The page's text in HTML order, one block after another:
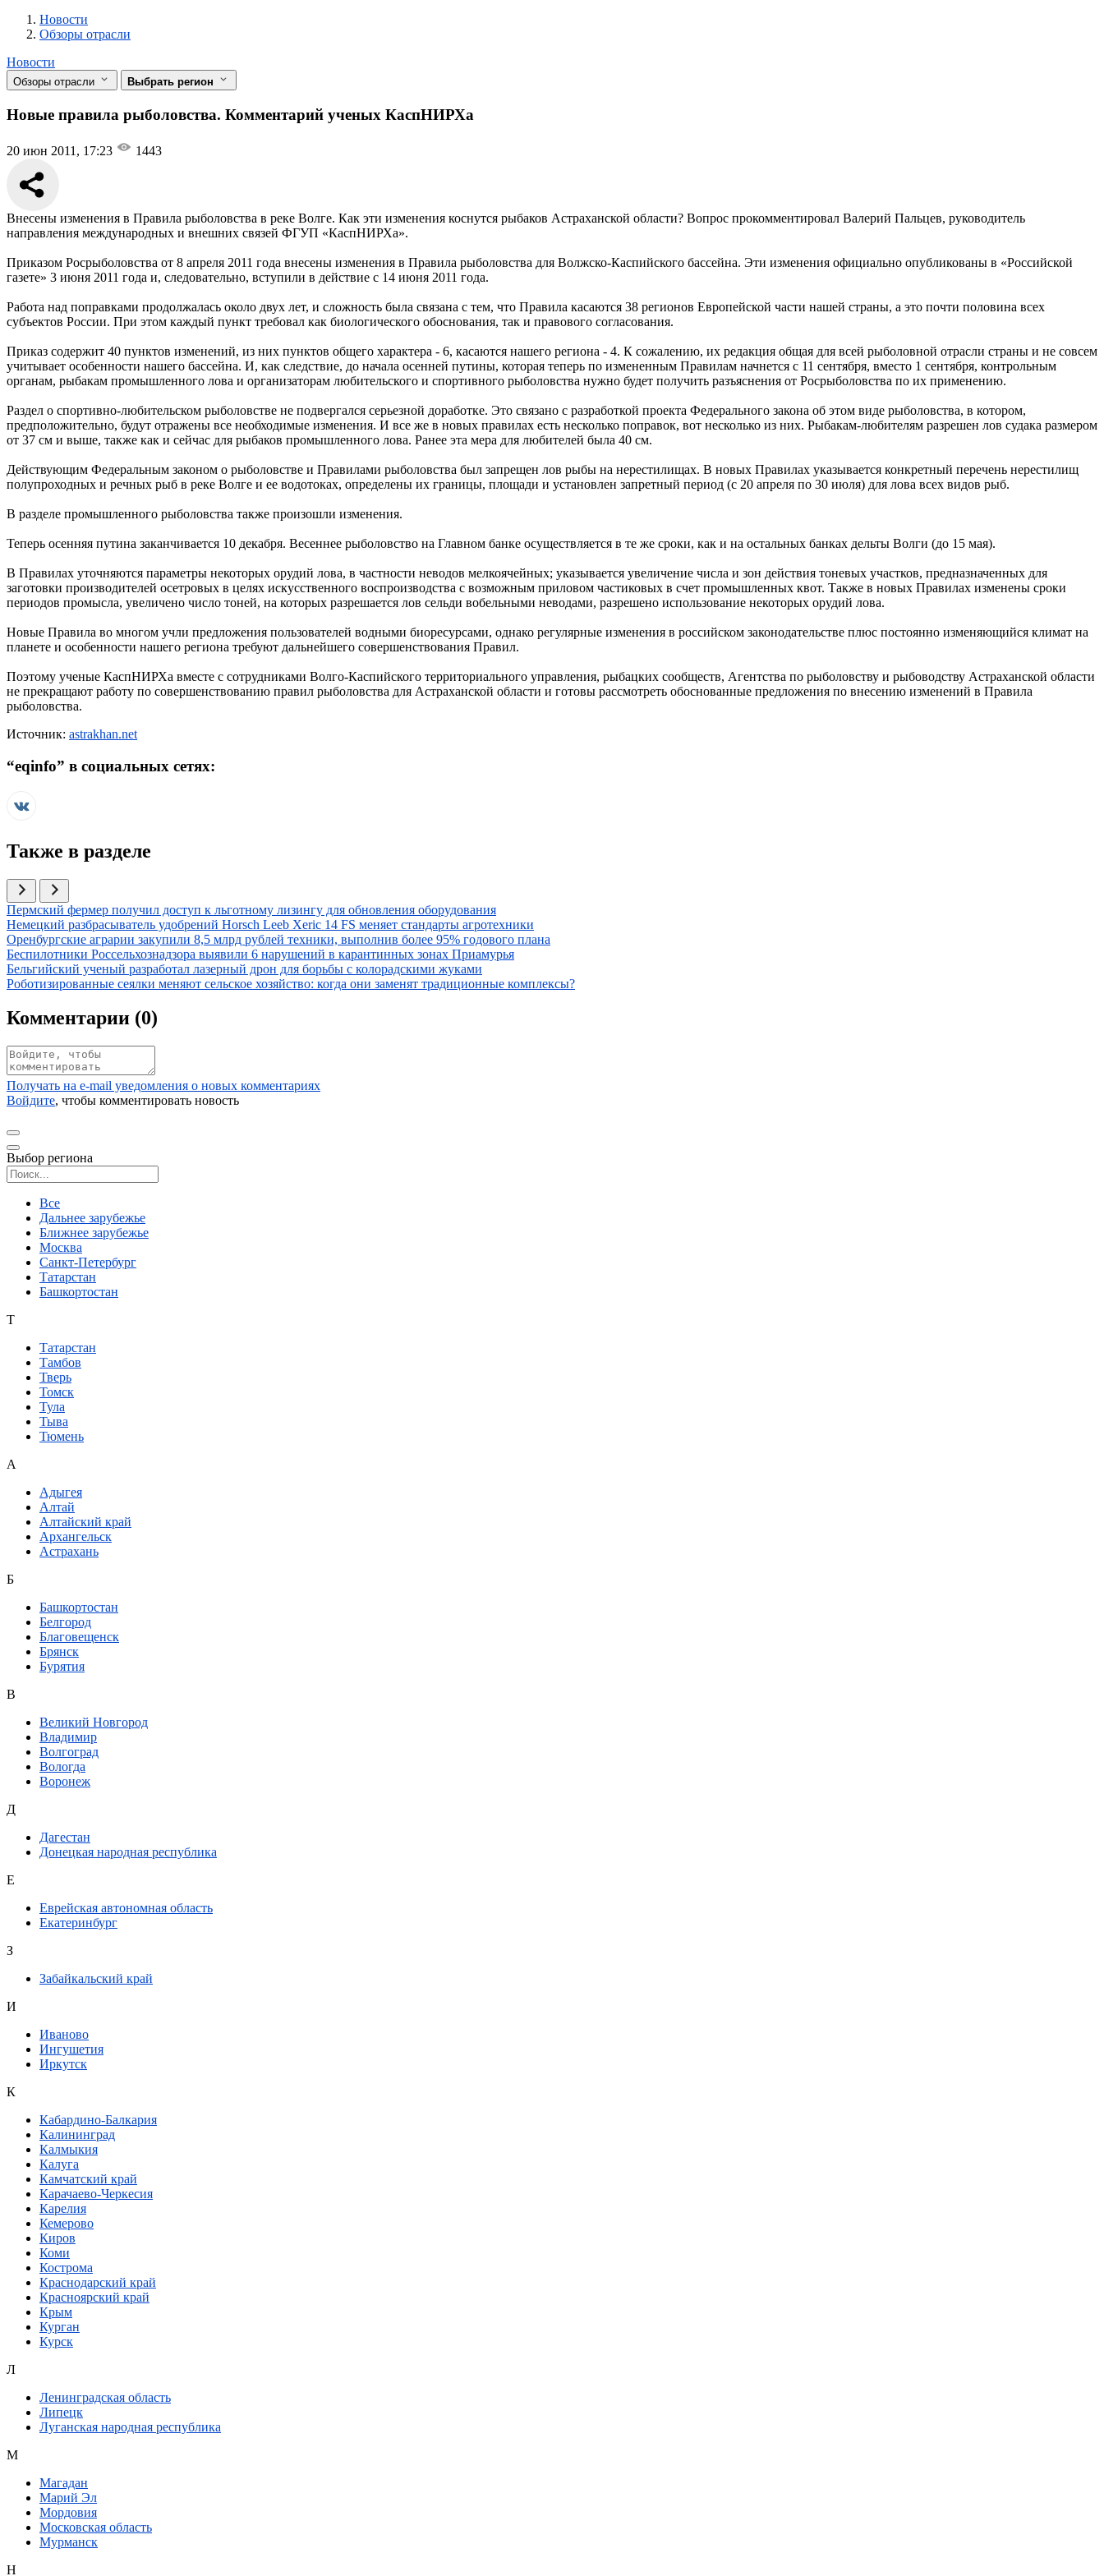
Новости
Разделы
Новости
Обзоры отрасли
Новости
Обзоры отрасли Выбрать регион
Новые правила рыболовства. Комментарий ученых КаспНИРХа
20 июн 2011, 17:23 1443
Внесены изменения в Правила рыболовства в реке Волге. Как эти изменения коснутся рыбаков Астраханской области? Вопрос прокомментировал Валерий Пальцев, руководитель
направления международных и внешних связей ФГУП «КаспНИРХа».
Приказом Росрыболовства от 8 апреля 2011 года внесены изменения в Правила рыболовства для Волжско-Каспийского бассейна. Эти изменения официально опубликованы в «Российской
газете» 3 июня 2011 года и, следовательно, вступили в действие с 14 июня 2011 года.
Работа над поправками продолжалась около двух лет, и сложность была связана с тем, что Правила касаются 38 регионов Европейской части нашей страны, а это почти половина всех
субъектов России. При этом каждый пункт требовал как биологического обоснования, так и правового согласования.
Приказ содержит 40 пунктов изменений, из них пунктов общего характера - 6, касаются нашего региона - 4. К сожалению, их редакция общая для всей рыболовной отрасли страны и не совсем
учитывает особенности нашего бассейна. И, как следствие, до начала осенней путины, которая теперь по измененным Правилам начнется с 11 сентября, вместо 1 сентября, контрольным
органам, рыбакам промышленного лова и организаторам любительского и спортивного рыболовства нужно будет получить разъяснения от Росрыболовства по их применению.
Раздел о спортивно-любительском рыболовстве не подвергался серьезной доработке. Это связано с разработкой проекта Федерального закона об этом виде рыболовства, в котором,
предположительно, будут отражены все необходимые изменения. И все же в новых правилах есть несколько поправок, вот несколько из них. Рыбакам-любителям разрешен лов судака размером
от 37 см и выше, также как и сейчас для рыбаков промышленного лова. Ранее эта мера для любителей была 40 см.
Действующим Федеральным законом о рыболовстве и Правилами рыболовства был запрещен лов рыбы на нерестилищах. В новых Правилах указывается конкретный перечень нерестилищ
полупроходных и речных рыб в реке Волге и ее водотоках, определены их границы, площади и установлен запретный период (с 20 апреля по 30 июля) для лова всех видов рыб.
В разделе промышленного рыболовства также произошли изменения.
Теперь осенняя путина заканчивается 10 декабря. Весеннее рыболовство на Главном банке осуществляется в те же сроки, как и на остальных банках дельты Волги (до 15 мая).
В Правилах уточняются параметры некоторых орудий лова, в частности неводов мелкоячейных; указывается увеличение числа и зон действия тоневых участков, предназначенных для
заготовки производителей осетровых в целях искусственного воспроизводства с возможным приловом частиковых в счет промышленных квот. Также в новых Правилах изменены сроки
периодов промысла, увеличено число тоней, на которых разрешается лов сельди вобельными неводами, разрешено использование некоторых орудий лова.
Новые Правила во многом учли предложения пользователей водными биоресурсами, однако регулярные изменения в российском законодательстве плюс постоянно изменяющийся климат на
планете и особенности нашего региона требуют дальнейшего совершенствования Правил.
Поэтому ученые КаспНИРХа вместе с сотрудниками Волго-Каспийского территориального управления, рыбацких сообществ, Агентства по рыболовству и рыбоводству Астраханской области
не прекращают работу по совершенствованию правил рыболовства для Астраханской области и готовы рассмотреть обоснованные предложения по внесению изменений в Правила
рыболовства.
Источник: astrakhan.net
“eqinfo” в социальных сетях:
Также в разделе
Иллюстрация новости
Пермский фермер получил доступ к льготному лизингу для обновления оборудования
Иллюстрация новости
Немецкий разбрасыватель удобрений Horsch Leeb Xeric 14 FS меняет стандарты агротехники
Иллюстрация новости
Оренбургские аграрии закупили 8,5 млрд рублей техники, выполнив более 95% годового плана
Иллюстрация новости
Беспилотники Россельхознадзора выявили 6 нарушений в карантинных зонах Приамурья
Иллюстрация новости
Бельгийский ученый разработал лазерный дрон для борьбы с колорадскими жуками
Иллюстрация новости
Роботизированные сеялки меняют сельское хозяйство: когда они заменят традиционные комплексы?
Комментарии (0)
Получать на e‑mail уведомления о новых комментариях
Войдите, чтобы комментировать новость
Выбор региона
Все
Дальнее зарубежье
Ближнее зарубежье
Москва
Санкт-Петербург
Татарстан
Башкортостан
Т
Татарстан
Тамбов
Тверь
Томск
Тула
Тыва
Тюмень
А
Адыгея
Алтай
Алтайский край
Архангельск
Астрахань
Б
Башкортостан
Белгород
Благовещенск
Брянск
Бурятия
В
Великий Новгород
Владимир
Волгоград
Вологда
Воронеж
Д
Дагестан
Донецкая народная республика
Е
Еврейская автономная область
Екатеринбург
З
Забайкальский край
И
Иваново
Ингушетия
Иркутск
К
Кабардино-Балкария
Калининград
Калмыкия
Калуга
Камчатский край
Карачаево-Черкесия
Карелия
Кемерово
Киров
Коми
Кострома
Краснодарский край
Красноярский край
Крым
Курган
Курск
Л
Ленинградская область
Липецк
Луганская народная республика
М
Магадан
Марий Эл
Мордовия
Московская область
Мурманск
Н